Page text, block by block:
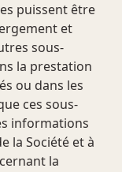
puissent être
et
sous-
la prestation
ou dans les
ces sous-
informations
la Société et à
la